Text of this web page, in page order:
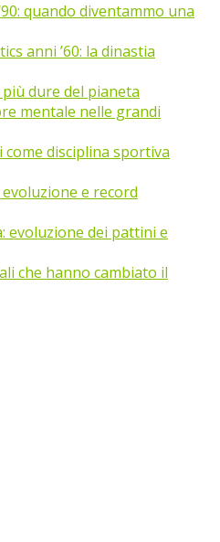
quando diventammo una
anni ’60: la dinastia
dure del pianeta
mentale nelle grandi
come disciplina sportiva
e record
evoluzione dei pattini e
che hanno cambiato il